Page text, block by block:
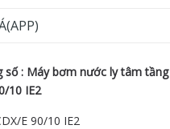
: Máy bơm nước ly tâm tầng
10 IE2
E 90/10 IE2